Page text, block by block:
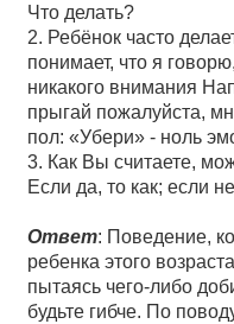
Что делать?
2. Ребёнок часто
понимает, что я
никакого внимания
прыгай пожалуйста,
пол: «Убери» - ноль
3. Как Вы считаете,
Если да, то как; если
Ответ: Поведение,
ребенка этого
пытаясь чего-либо
будьте гибче. По